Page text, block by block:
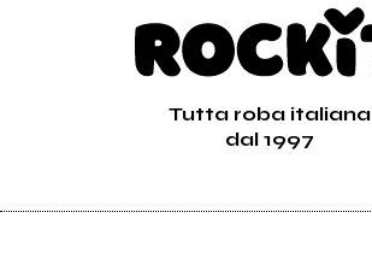
Tutta roba italiana
dal 1997